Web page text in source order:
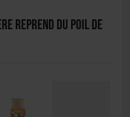
reprend du poil de